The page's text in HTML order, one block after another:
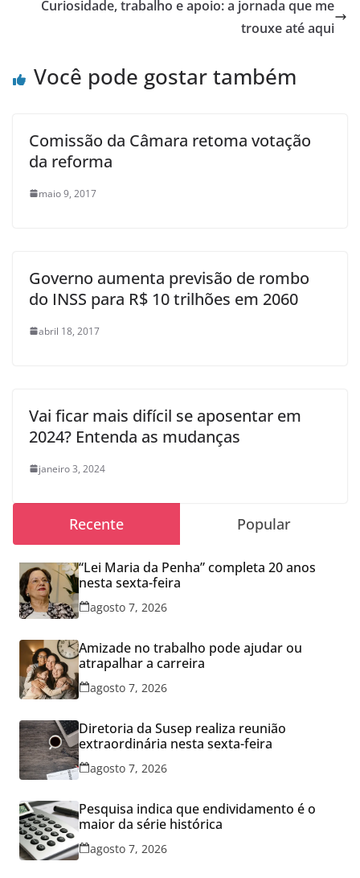
Curiosidade, trabalho e apoio: a jornada que me
trouxe até aqui
Você pode gostar também
Comissão da Câmara retoma votação
da reforma
maio 9, 2017
Governo aumenta previsão de rombo
do INSS para R$ 10 trilhões em 2060
abril 18, 2017
Vai ficar mais difícil se aposentar em
2024? Entenda as mudanças
janeiro 3, 2024
Recente Popular
“Lei Maria da Penha” completa 20 anos
nesta sexta-feira
agosto 7, 2026
Amizade no trabalho pode ajudar ou
atrapalhar a carreira
agosto 7, 2026
Diretoria da Susep realiza reunião
extraordinária nesta sexta-feira
agosto 7, 2026
Pesquisa indica que endividamento é o
maior da série histórica
agosto 7, 2026